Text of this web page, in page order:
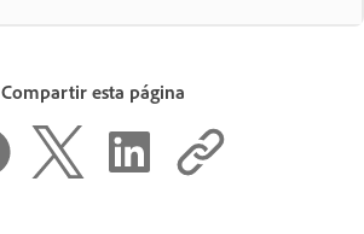
Compartir esta página